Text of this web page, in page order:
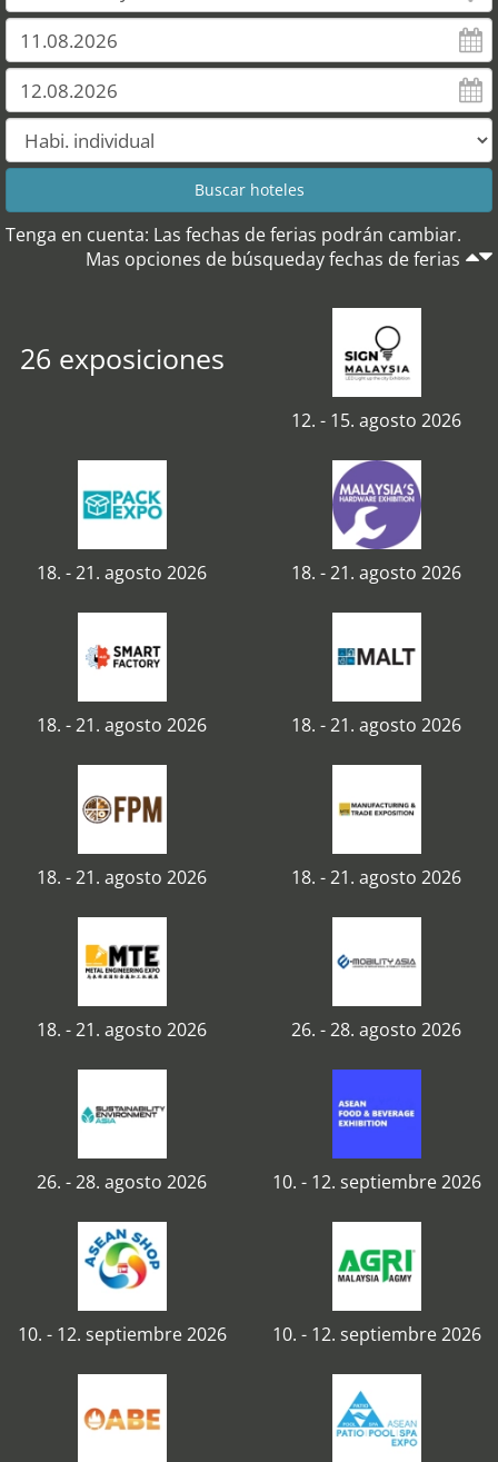
Tenga en cuenta: Las fechas de ferias podrán cambiar.
Mas opciones de búsqueday fechas de ferias
26 exposiciones
12. - 15. agosto 2026
18. - 21. agosto 2026 18. - 21. agosto 2026
18. - 21. agosto 2026 18. - 21. agosto 2026
18. - 21. agosto 2026 18. - 21. agosto 2026
18. - 21. agosto 2026 26. - 28. agosto 2026
26. - 28. agosto 2026 10. - 12. septiembre 2026
10. - 12. septiembre 2026 10. - 12. septiembre 2026